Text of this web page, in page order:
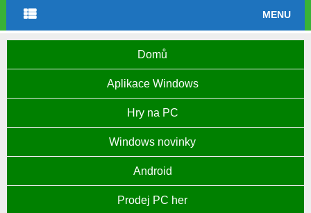
MENU
Domů
Aplikace Windows
Hry na PC
Windows novinky
Android
Prodej PC her